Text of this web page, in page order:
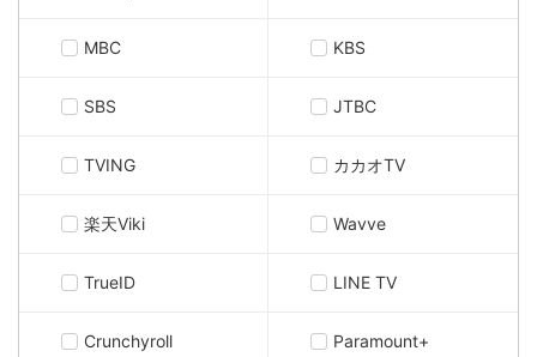
MBC KBS
SBS JTBC
TVING カカオTV
楽天Viki Wavve
TrueID LINE TV
Crunchyroll Paramount+